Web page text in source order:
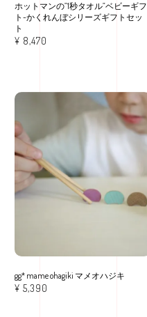
ホットマンの”1秒タオル”ベビーギフ
ト-かくれんぼシリーズギフトセッ
ト
¥ 8,470
gg* mame ohagiki マメオハジキ
¥ 5,390